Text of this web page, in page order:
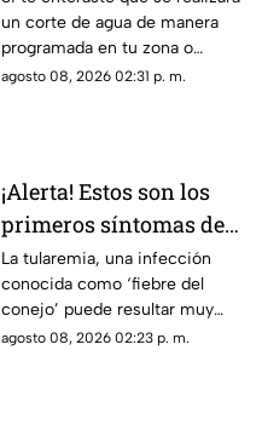
puedes hacer ante la
suspensión del servicio
un corte de agua de manera
programada en tu zona o
simplemente de quedaste sin
agosto 08, 2026 02:31 p. m.
¡Alerta! Estos son los
primeros síntomas de
la ‘fiebre del conejo’ y lo
que debes saber sobre
el contagio de
tularemia
La tularemia, una infección
conocida como ‘fiebre del
conejo’ puede resultar muy
grave y aquí te compartimos
agosto 08, 2026 02:23 p. m.